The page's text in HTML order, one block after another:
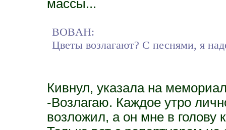
массы...
BOBAH:
Цветы возлагают? С песнями, я
Кивнул, указала на
-Возлагаю. Каждое утро
возложил, а он мне в голову